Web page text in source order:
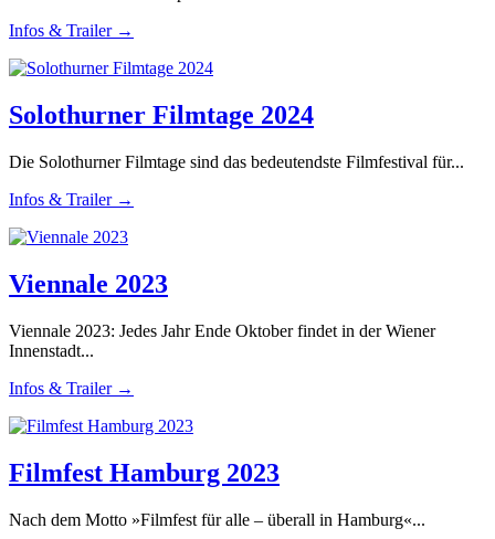
Infos & Trailer →
Solothurner Filmtage 2024
Die Solothurner Filmtage sind das bedeutendste Filmfestival für...
Infos & Trailer →
Viennale 2023
Viennale 2023: Jedes Jahr Ende Oktober findet in der Wiener
Innenstadt...
Infos & Trailer →
Filmfest Hamburg 2023
Nach dem Motto »Filmfest für alle – überall in Hamburg«...